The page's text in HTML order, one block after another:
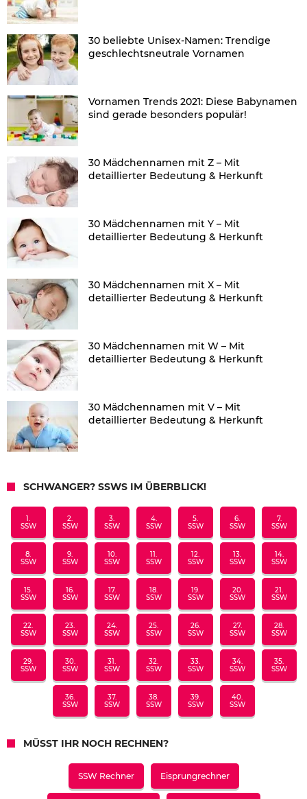
30 beliebte Unisex-Namen: Trendige
geschlechtsneutrale Vornamen
Vornamen Trends 2021: Diese Babynamen
sind gerade besonders populär!
30 Mädchennamen mit Z – Mit
detaillierter Bedeutung & Herkunft
30 Mädchennamen mit Y – Mit
detaillierter Bedeutung & Herkunft
30 Mädchennamen mit X – Mit
detaillierter Bedeutung & Herkunft
30 Mädchennamen mit W – Mit
detaillierter Bedeutung & Herkunft
30 Mädchennamen mit V – Mit
detaillierter Bedeutung & Herkunft
SCHWANGER? SSWS IM ÜBERBLICK!
1.
SSW
2.
SSW
3.
SSW
4.
SSW
5.
SSW
6.
SSW
7.
SSW
8.
SSW
9.
SSW
10.
SSW
11.
SSW
12.
SSW
13.
SSW
14.
SSW
15.
SSW
16.
SSW
17.
SSW
18.
SSW
19.
SSW
20.
SSW
21.
SSW
22.
SSW
23.
SSW
24.
SSW
25.
SSW
26.
SSW
27.
SSW
28.
SSW
29.
SSW
30.
SSW
31.
SSW
32.
SSW
33.
SSW
34.
SSW
35.
SSW
36.
SSW
37.
SSW
38.
SSW
39.
SSW
40.
SSW
MÜSST IHR NOCH RECHNEN?
SSW Rechner Eisprungrechner